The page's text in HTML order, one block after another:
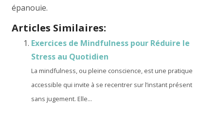
épanouie.
Articles Similaires:
Exercices de Mindfulness pour Réduire le
Stress au Quotidien
La mindfulness, ou pleine conscience, est une pratique
accessible qui invite à se recentrer sur l’instant présent
sans jugement. Elle...